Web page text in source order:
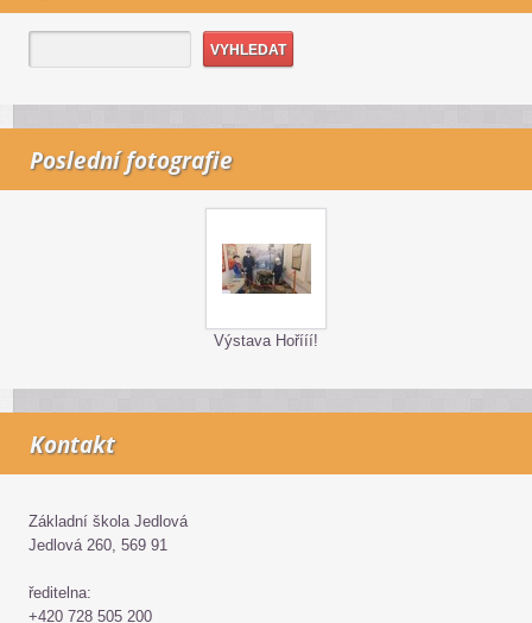
Poslední fotografie
Výstava Hořííí!
Kontakt
Základní škola Jedlová
Jedlová 260, 569 91
ředitelna:
+420 728 505 200